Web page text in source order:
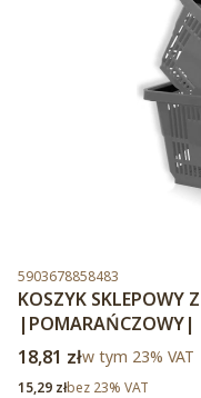
Kod produktu
5903678858483
KOSZYK SKLEPOWY
|POMARAŃCZOWY|
Cena brutto
18,81 złw tym %s VAT
w tym 23% VAT
Cena netto
15,29 złbez 23% VAT